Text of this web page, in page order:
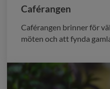
Caférangen
Caférangen brinner för
möten och att fynda